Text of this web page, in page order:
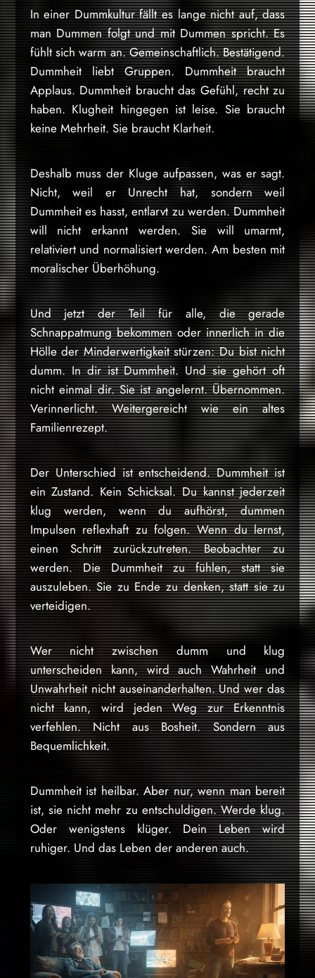
In einer Dummkultur fällt es lange nicht auf, dass
man Dummen folgt und mit Dummen spricht. Es
fühlt sich warm an. Gemeinschaftlich. Bestätigend.
Dummheit liebt Gruppen. Dummheit braucht
Applaus. Dummheit braucht das Gefühl, recht zu
haben. Klugheit hingegen ist leise. Sie braucht
keine Mehrheit. Sie braucht Klarheit.
Deshalb muss der Kluge aufpassen, was er sagt.
Nicht, weil er Unrecht hat, sondern weil
Dummheit es hasst, entlarvt zu werden. Dummheit
will nicht erkannt werden. Sie will umarmt,
relativiert und normalisiert werden. Am besten mit
moralischer Überhöhung.
Und jetzt der Teil für alle, die gerade
Schnappatmung bekommen oder innerlich in die
Hölle der Minderwertigkeit stürzen: Du bist nicht
dumm. In dir ist Dummheit. Und sie gehört oft
nicht einmal dir. Sie ist angelernt. Übernommen.
Verinnerlicht. Weitergereicht wie ein altes
Familienrezept.
Der Unterschied ist entscheidend. Dummheit ist
ein Zustand. Kein Schicksal. Du kannst jederzeit
klug werden, wenn du aufhörst, dummen
Impulsen reflexhaft zu folgen. Wenn du lernst,
einen Schritt zurückzutreten. Beobachter zu
werden. Die Dummheit zu fühlen, statt sie
auszuleben. Sie zu Ende zu denken, statt sie zu
verteidigen.
Wer nicht zwischen dumm und klug
unterscheiden kann, wird auch Wahrheit und
Unwahrheit nicht auseinanderhalten. Und wer das
nicht kann, wird jeden Weg zur Erkenntnis
verfehlen. Nicht aus Bosheit. Sondern aus
Bequemlichkeit.
Dummheit ist heilbar. Aber nur, wenn man bereit
ist, sie nicht mehr zu entschuldigen. Werde klug.
Oder wenigstens klüger. Dein Leben wird
ruhiger. Und das Leben der anderen auch.